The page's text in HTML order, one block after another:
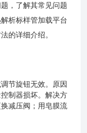
，了解其常见问题
析标样管加载平台
的详细介绍。
节旋钮无效。原因
制器损坏。解决方
减压阀；用皂膜流